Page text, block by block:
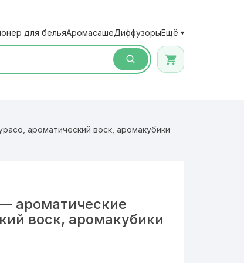
для бельяАромасашеДиффузорыЕщё ▾
ароматический воск, аромакубики
ароматические
воск, аромакубики